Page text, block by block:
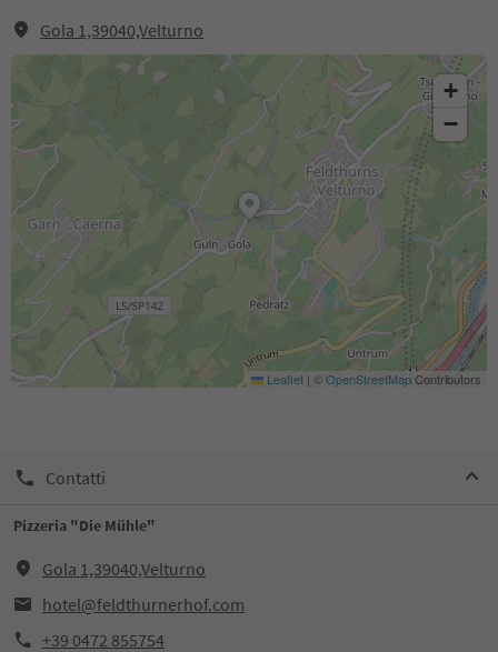
Gola 1,39040,Velturno
+
−
Leaflet | ©OpenStreetMapContributors
Contatti
Pizzeria "Die Mühle"
Gola 1,39040,Velturno
hotel@feldthurnerhof.com
+39 0472 855754